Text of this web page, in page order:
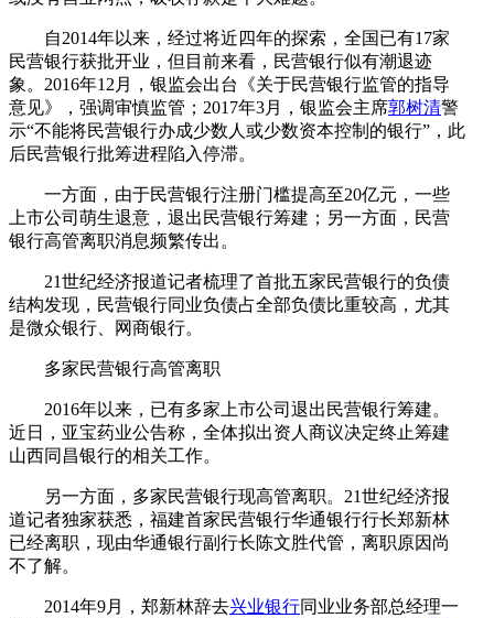
自2014年以来，经过将近四年的探索，全国已有17家
民营银行获批开业，但目前来看，民营银行似有潮退迹
象。2016年12月，银监会出台《关于民营银行监管的指导
意见》，强调审慎监管；2017年3月，银监会主席郭树清警
示“不能将民营银行办成少数人或少数资本控制的银行”，此
后民营银行批筹进程陷入停滞。
一方面，由于民营银行注册门槛提高至20亿元，一些
上市公司萌生退意，退出民营银行筹建；另一方面，民营
银行高管离职消息频繁传出。
21世纪经济报道记者梳理了首批五家民营银行的负债
结构发现，民营银行同业负债占全部负债比重较高，尤其
是微众银行、网商银行。
多家民营银行高管离职
2016年以来，已有多家上市公司退出民营银行筹建。
近日，亚宝药业公告称，全体拟出资人商议决定终止筹建
山西同昌银行的相关工作。
另一方面，多家民营银行现高管离职。21世纪经济报
道记者独家获悉，福建首家民营银行华通银行行长郑新林
已经离职，现由华通银行副行长陈文胜代管，离职原因尚
不了解。
2014年9月，郑新林辞去兴业银行同业业务部总经理一